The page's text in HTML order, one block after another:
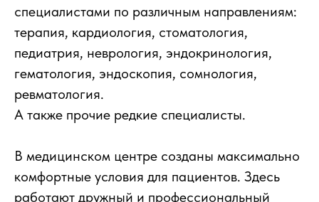
специалистами по различным направлениям:
терапия, кардиология, стоматология,
педиатрия, неврология, эндокринология,
гематология, эндоскопия, сомнология,
ревматология.
А также прочие редкие специалисты.
В медицинском центре созданы максимально
комфортные условия для пациентов. Здесь
работают дружный и профессиональный